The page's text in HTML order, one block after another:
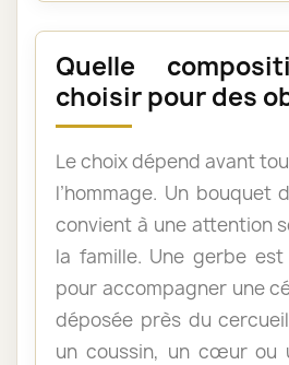
Quelle
choisir pour des
Le choix dépend avant
l’hommage. Un bouquet
convient à une attention
la famille. Une gerbe
pour accompagner une
déposée près du
un coussin, un cœur ou